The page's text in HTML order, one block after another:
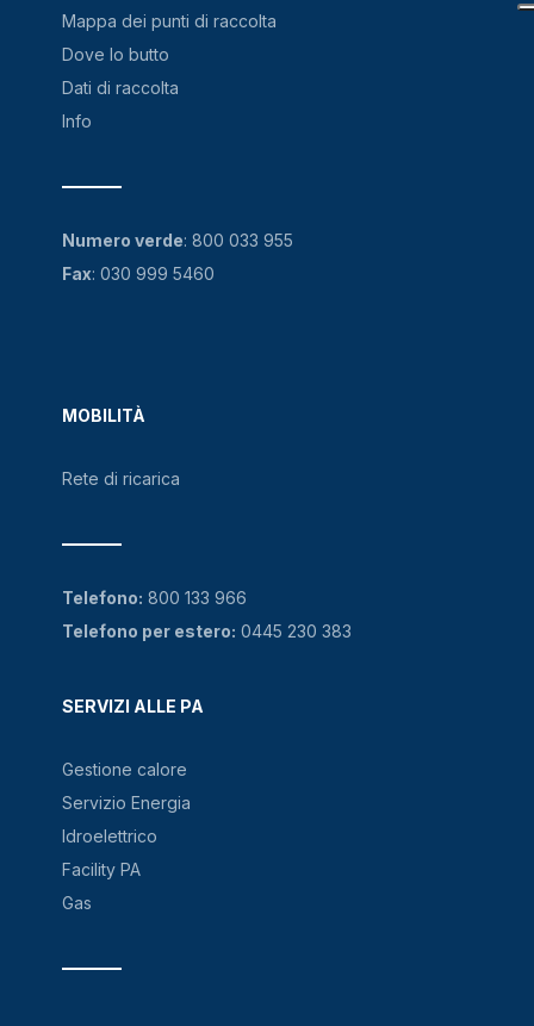
Mappa dei punti di raccolta
Dove lo butto
Dati di raccolta
Info
MOBILITÀ
Rete di ricarica
SERVIZI ALLE PA
Gestione calore
Servizio Energia
Idroelettrico
Facility PA
Gas
Numero verde: 800 033 955
Fax: 030 999 5460
Telefono: 800 133 966
Telefono per estero: 0445 230 383